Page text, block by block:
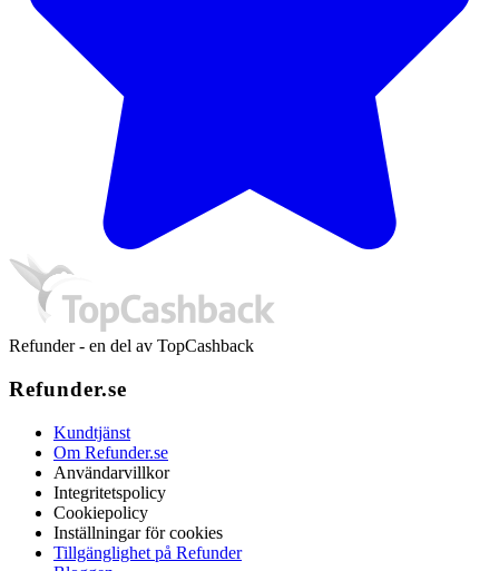
Refunder - en del av TopCashback
Refunder.se
Kundtjänst
Om Refunder.se
Användarvillkor
Integritetspolicy
Cookiepolicy
Inställningar för cookies
Tillgänglighet på Refunder